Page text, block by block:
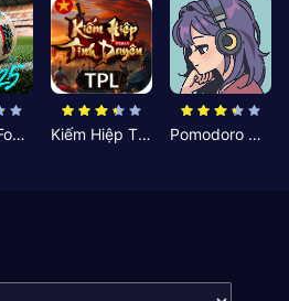
Ultimate Football Manager Kiếm Hiệp Tình Duyên Pomodoro Nhỏ: Giờ Tập Trung